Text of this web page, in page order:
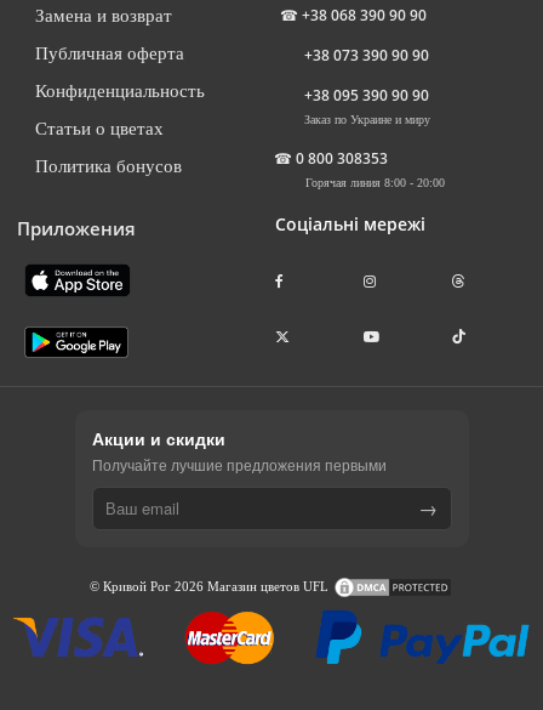
Замена и возврат
Публичная оферта
Конфиденциальность
Статьи о цветах
Политика бонусов
Приложения
☎ +38 068 390 90 90
+38 073 390 90 90
+38 095 390 90 90
Заказ по Украине и миру
☎ 0 800 308353
Горячая линия 8:00 - 20:00
Соціальні мережі
Акции и скидки
Получайте лучшие предложения первыми
→
© Кривой Рог 2026 Магазин цветов UFL